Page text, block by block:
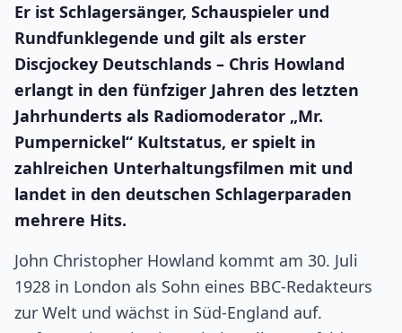
Er ist Schlagersänger, Schauspieler und
Rundfunklegende und gilt als erster
Discjockey Deutschlands – Chris Howland
erlangt in den fünfziger Jahren des letzten
Jahrhunderts als Radiomoderator „Mr.
Pumpernickel“ Kultstatus, er spielt in
zahlreichen Unterhaltungsfilmen mit und
landet in den deutschen Schlagerparaden
mehrere Hits.
John Christopher Howland kommt am 30. Juli
1928 in London als Sohn eines BBC-Redakteurs
zur Welt und wächst in Süd-England auf.